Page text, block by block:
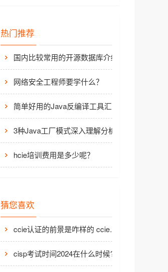
热门推荐
国内比较常用的开源数据库介绍
网络安全工程师要学什么？
简单好用的Java反编译工具汇总
3种Java工厂模式深入理解分析
hcie培训费用是多少呢？
猜您喜欢
ccie认证的前景是咋样的 ccie认证后工资是多少